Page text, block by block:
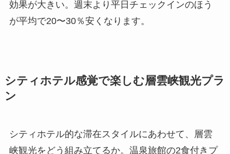
効果が大きい。週末より平日チェックインのほう
が平均で20〜30％安くなります。
シティホテル感覚で楽しむ層雲峡観光プラ
ン
シティホテル的な滞在スタイルにあわせて、層雲
峡観光をどう組み立てるか。温泉旅館の2食付きプ